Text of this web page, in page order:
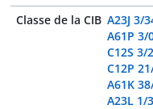
Classe de la CIB A23J 3/
A61P 3/
C12S 3/
C12P
A61K
A23L 1/